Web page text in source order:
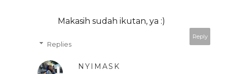
Makasih sudah ikutan, ya :)
Reply
Replies
NYIMASK